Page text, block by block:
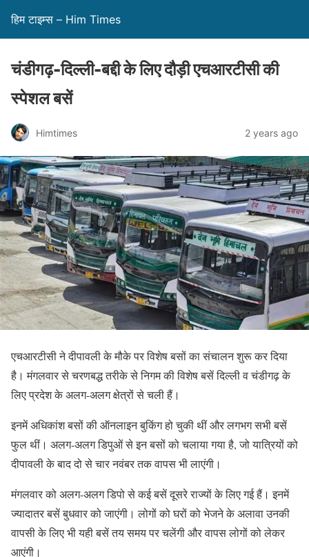
हिम टाइम्स – Him Times
चंडीगढ़-दिल्ली-बद्दी के लिए दौड़ी एचआरटीसी की
स्पेशल बसें
Himtimes 2 years ago
एचआरटीसी ने दीपावली के मौके पर विशेष बसों का संचालन शुरू कर दिया
है। मंगलवार से चरणबद्ध तरीके से निगम की विशेष बसें दिल्ली व चंडीगढ़ के
लिए प्रदेश के अलग-अलग क्षेत्रों से चली हैं।
इनमें अधिकांश बसों की ऑनलाइन बुकिंग हो चुकी थीं और लगभग सभी बसें
फुल थीं। अलग-अलग डिपुओं से इन बसों को चलाया गया है, जो यात्रियों को
दीपावली के बाद दो से चार नवंबर तक वापस भी लाएंगी।
मंगलवार को अलग-अलग डिपो से कई बसें दूसरे राज्यों के लिए गई हैं। इनमें
ज्यादातर बसें बुधवार को जाएंगी। लोगों को घरों को भेजने के अलावा उनकी
वापसी के लिए भी यही बसें तय समय पर चलेंगी और वापस लोगों को लेकर
आएंगी।